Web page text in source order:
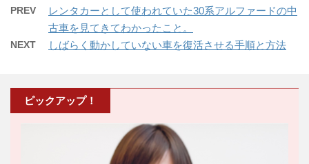
PREV
レンタカーとして使われていた30系アルファードの中
古車を見てきてわかったこと。
NEXT しばらく動かしていない車を復活させる手順と方法
ピックアップ！